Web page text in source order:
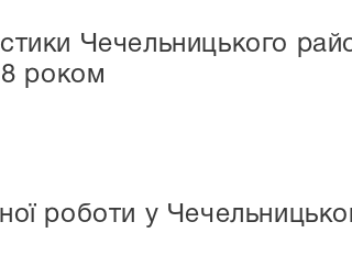
Чечельницького
роком
роботи у